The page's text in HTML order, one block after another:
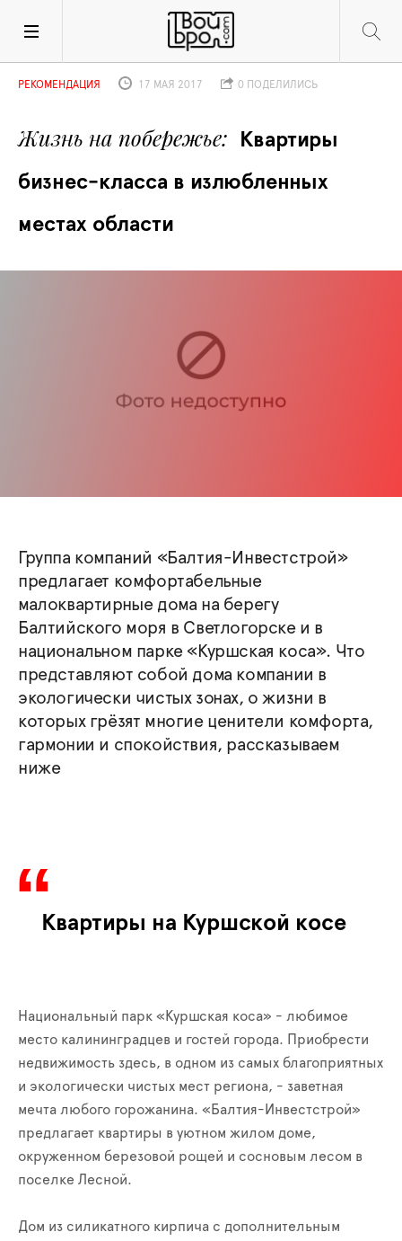
Жизнь на побережье
Квартиры
бизнес-класса в излюбленных
местах области
РЕКОМЕНДАЦИЯ 17 МАЯ 2017 0 ПОДЕЛИЛИСЬ
Группа компаний «Балтия-Инвестстрой»
предлагает комфортабельные
малоквартирные дома на берегу
Балтийского моря в Светлогорске и в
национальном парке «Куршская коса». Что
представляют собой дома компании в
экологически чистых зонах, о жизни в
которых грёзят многие ценители комфорта,
гармонии и спокойствия, рассказываем
ниже
Квартиры на Куршской косе
Национальный парк «Куршская коса» - любимое
место калининградцев и гостей города. Приобрести
недвижимость здесь, в одном из самых благоприятных
и экологически чистых мест региона, - заветная
мечта любого горожанина. «Балтия-Инвестстрой»
предлагает квартиры в уютном жилом доме,
окруженном березовой рощей и сосновым лесом в
поселке Лесной.
Дом из силикатного кирпича с дополнительным